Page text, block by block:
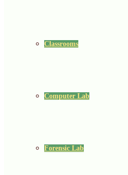
Classrooms
Computer Lab
Forensic Lab